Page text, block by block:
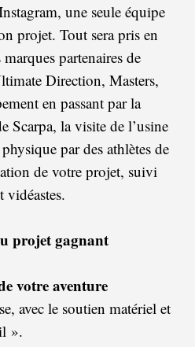
une seule équipe
projet. Tout sera pris en
partenaires de
Direction, Masters,
en passant par la
Scarpa, la visite de l’usine
par des athlètes de
de votre projet, suivi
vidéastes.
projet gagnant
votre aventure
avec le soutien matériel et
».